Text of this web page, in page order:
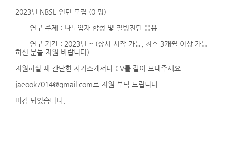
2023년 NBSL 인턴 모집 (0 명)
- 연구 주제 : 나노입자 합성 및 질병진단 응용
- 연구 기간 : 2023년 ~ (상시 시작 가능, 최소 3개월 이상 가능
하신 분들 지원 바랍니다)
지원하실 때 간단한 자기소개서나 CV를 같이 보내주세요
jaeook7014@gmail.com로 지원 부탁 드립니다.
마감 되었습니다.